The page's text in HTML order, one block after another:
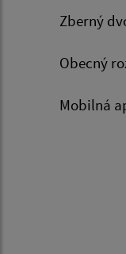
Zberný
Obecný
Mobilná